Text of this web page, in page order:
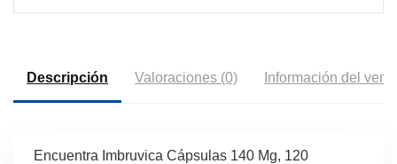
Descripción Valoraciones (0) Información del
Encuentra Imbruvica Cápsulas 140 Mg, 120